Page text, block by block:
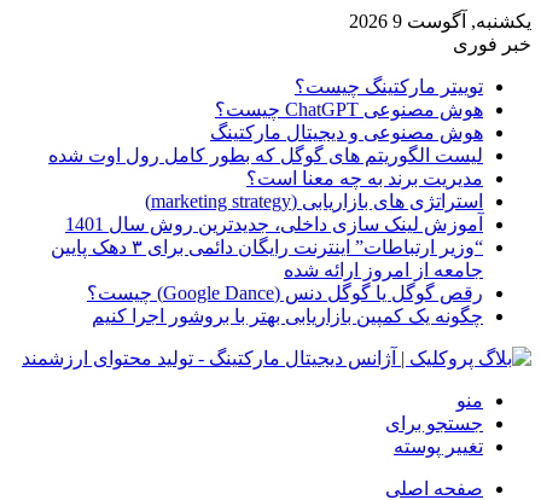
یکشنبه, آگوست 9 2026
خبر فوری
توییتر مارکتینگ چیست؟
هوش مصنوعی ChatGPT چیست؟
هوش مصنوعی و دیجیتال مارکتینگ
لیست الگوریتم های گوگل که بطور کامل رول اوت شده
مدیریت برند به چه معنا است؟
استراتژی های بازاریابی (marketing strategy)
آموزش لینک سازی داخلی، جدیدترین روش سال 1401
“وزیر ارتباطات” اینترنت رایگان دائمی برای ۳ دهک پایین
جامعه از امروز ارائه شده
رقص گوگل یا گوگل دنس (Google Dance) چیست؟
چگونه یک کمپین بازاریابی بهتر با بروشور اجرا کنیم
منو
جستجو برای
تغییر پوسته
صفحه اصلی